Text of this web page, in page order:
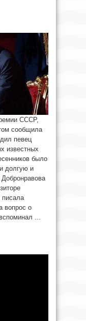
СССР,
сообщила
певец
известных
было
долгую и
писала
вопрос о
...